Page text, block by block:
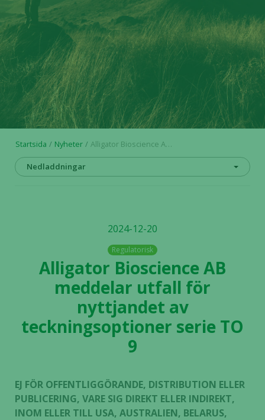
Startsida Nyheter Alligator Bioscience AB meddelar utfall för nyttjandet av teckningsoptioner serie TO 9
Nedladdningar
2024-12-20
Regulatorisk
Alligator Bioscience AB
meddelar utfall för
nyttjandet av
teckningsoptioner serie TO
9
EJ FÖR OFFENTLIGGÖRANDE, DISTRIBUTION ELLER
PUBLICERING, VARE SIG DIREKT ELLER INDIREKT,
INOM ELLER TILL USA, AUSTRALIEN, BELARUS,